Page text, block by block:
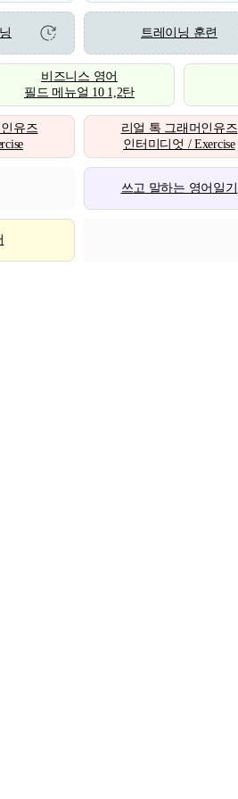
트레이닝 훈련
비즈니스 영어
필드 메뉴얼 10 1,2탄
유즈
리얼 톡 그래머인유즈
인터미디엇 / Exercise
쓰고 말하는 영어일기